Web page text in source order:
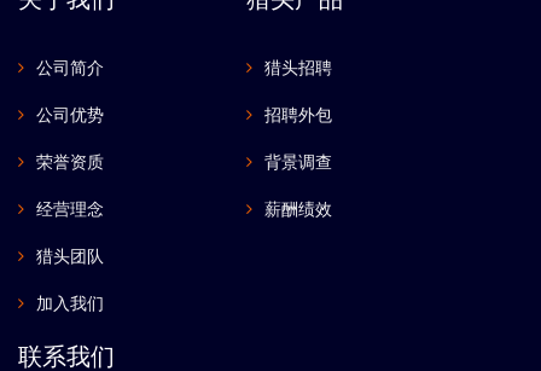
公司简介
公司优势
荣誉资质
经营理念
猎头团队
加入我们
猎头招聘
招聘外包
背景调查
薪酬绩效
联系我们